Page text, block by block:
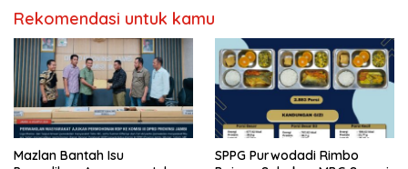
Rekomendasi untuk kamu
Mazlan Bantah Isu
SPPG Purwodadi Rimbo